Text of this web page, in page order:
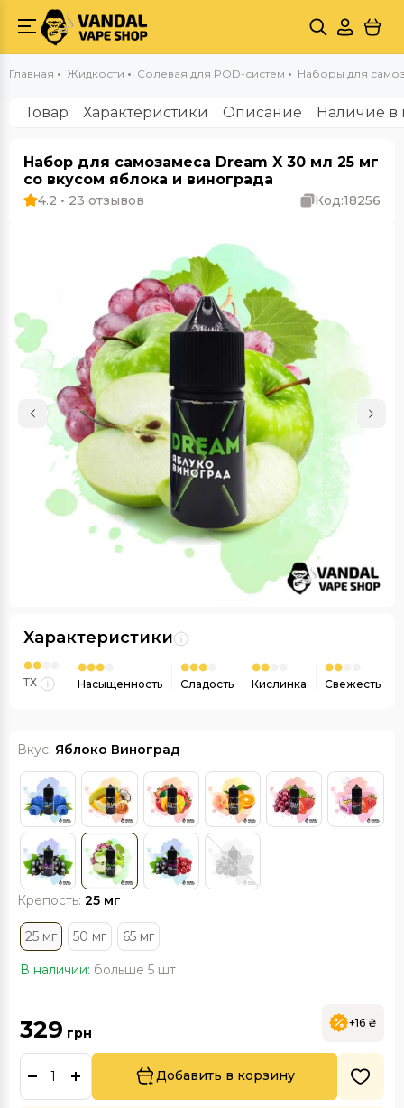
Главная Жидкости Солевая для POD-систем Наборы для
Товар Характеристики Описание Наличие в
Набор для самозамеса Dream X 30 мл 25 мг
со вкусом яблока и винограда
4.2 • 23 отзывов Код:18256
Характеристики
ТХ Насыщенность Сладость Кислинка Свежесть
Вкус: Яблоко Виноград
Крепость: 25 мг
25 мг 50 мг 65 мг
В наличии: больше 5 шт
329 грн
+16 ₴
Добавить в корзину